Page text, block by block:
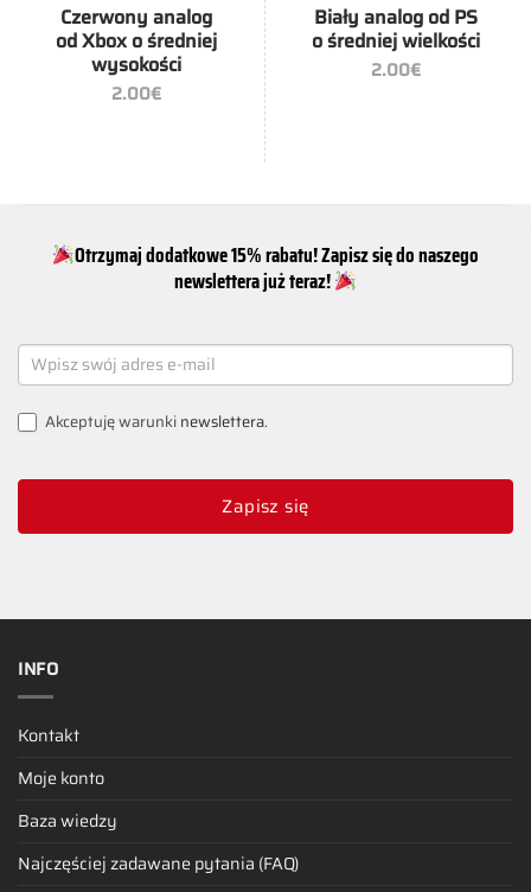
Czerwony analog
od Xbox o średniej
wysokości
2.00€
Biały analog od PS
o średniej wielkości
2.00€
Otrzymaj dodatkowe 15% rabatu! Zapisz się do naszego
newslettera już teraz!
NEWSLETTER
SIGNUP
Akceptuję warunkinewslettera.
Zapisz się
INFO
Kontakt
Moje konto
Baza wiedzy
Najczęściej zadawane pytania (FAQ)